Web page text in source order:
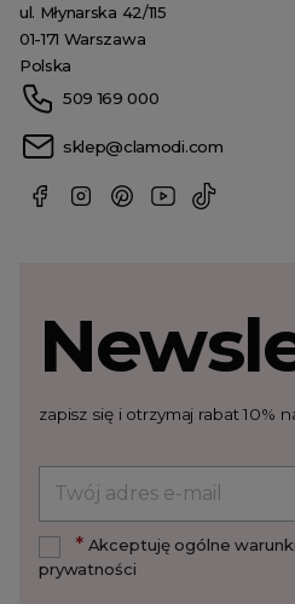
ul. Młynarska 42/115
01-171 Warszawa
Polska
509 169 000
sklep@clamodi.com
zapisz się i otrzymaj rabat 10%
*Akceptuję ogólne
prywatności